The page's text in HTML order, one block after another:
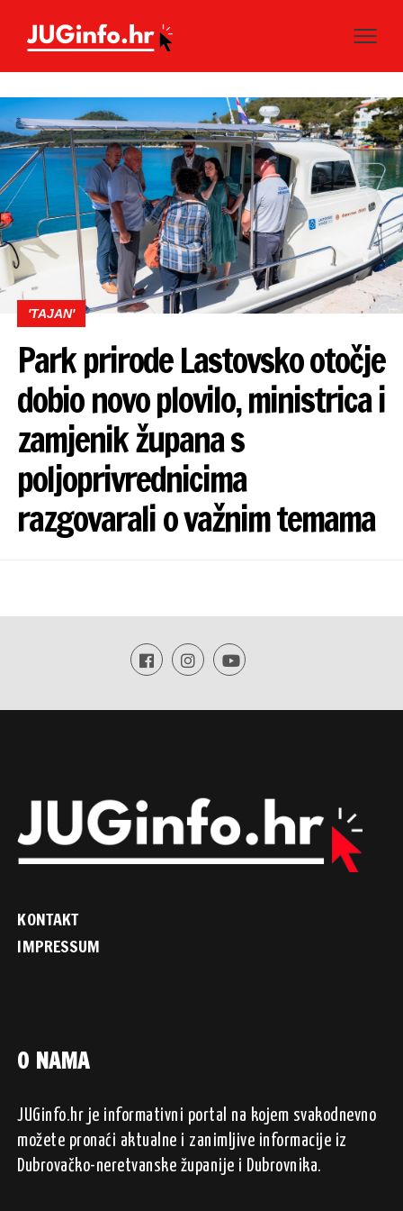
'TAJAN'
Park prirode Lastovsko otočje
dobio novo plovilo, ministrica i
zamjenik župana s
poljoprivrednicima
razgovarali o važnim temama
KONTAKT
IMPRESSUM
O NAMA
JUGinfo.hr je informativni portal na kojem svakodnevno
možete pronaći aktualne i zanimljive informacije iz
Dubrovačko-neretvanske županije i Dubrovnika.